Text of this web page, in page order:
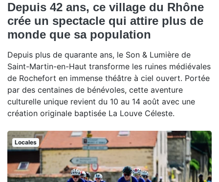
Depuis 42 ans, ce village du Rhône
crée un spectacle qui attire plus de
monde que sa population
Depuis plus de quarante ans, le Son & Lumière de
Saint-Martin-en-Haut transforme les ruines médiévales
de Rochefort en immense théâtre à ciel ouvert. Portée
par des centaines de bénévoles, cette aventure
culturelle unique revient du 10 au 14 août avec une
création originale baptisée La Louve Céleste.
Locales